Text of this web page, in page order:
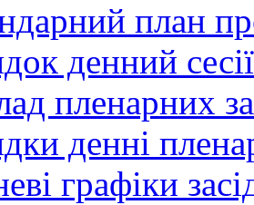
план
денний сесії
пленарних
денні
графіки